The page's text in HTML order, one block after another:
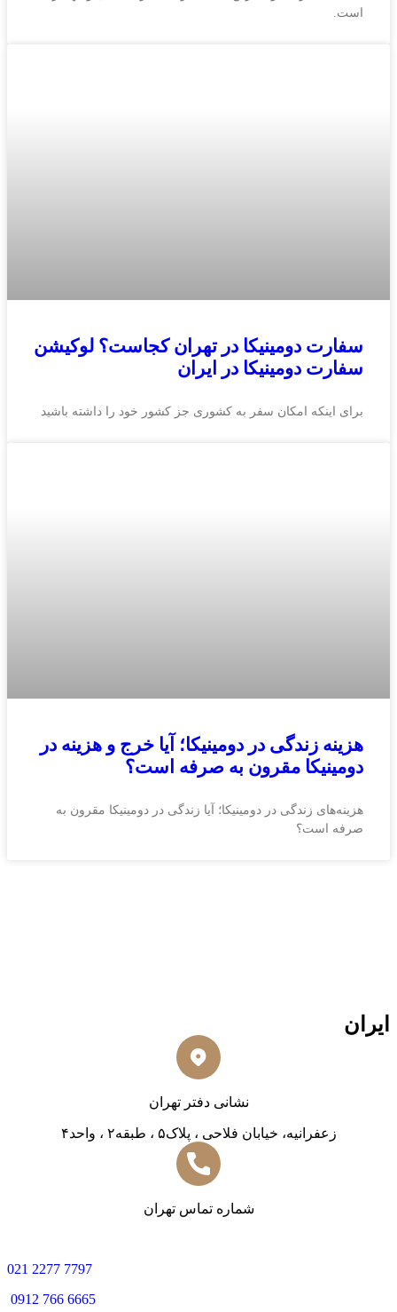
است.
سفارت دومینیکا در تهران کجاست؟ لوکیشن
سفارت دومینیکا در ایران
برای اینکه امکان سفر به کشوری جز کشور خود را داشته باشید
هزینه زندگی در دومینیکا؛ آیا خرج و هزینه در
دومینیکا مقرون به صرفه است؟
هزینه‌های زندگی در دومینیکا؛ آیا زندگی در دومینیکا مقرون به
صرفه است؟
ایران
نشانی دفتر تهران
زعفرانیه، خیابان فلاحی ، پلاک۵ ، طبقه۲ ، واحد۴
شماره تماس تهران
021 2277 7797
0912 766 6665